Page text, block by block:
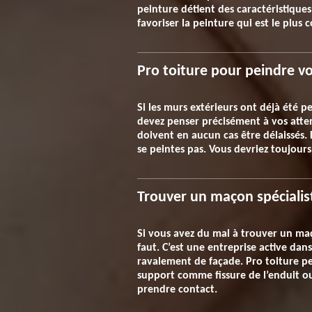
peinture détient des
favoriser la peinture qui est le plus
Pro toiture pour peindre
Si les murs extérieurs ont déjà été
devez penser précisément à vos
doivent en aucun cas être délaissés.
se peintes pas. Vous devriez
Trouver un maçon
Si vous avez du mal à trouver un
faut. C’est une entreprise active
ravalement de façade. Pro toiture
support comme fissure de l’enduit
prendre contact.